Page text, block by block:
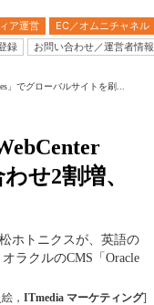
ア運営 EC／オムニチャネル
録 お問い合わせ／運営者情報
」でグローバルサイトを刷...
せ2割増、
ホトニクスが、英語の
ラクルのCMS「Oracle
， ITmedia マーケティング]